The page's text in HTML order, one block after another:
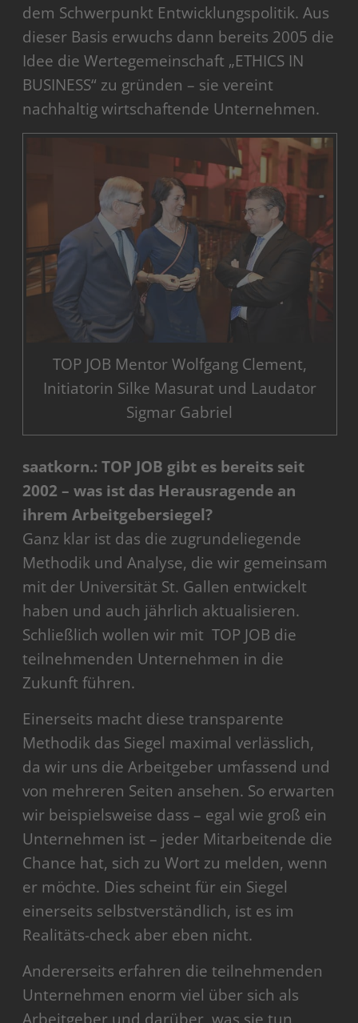
dem Schwerpunkt Entwicklungspolitik. Aus
dieser Basis erwuchs dann bereits 2005 die
Idee die Wertegemeinschaft „ETHICS IN
BUSINESS“ zu gründen – sie vereint
nachhaltig wirtschaftende Unternehmen.
TOP JOB Mentor Wolfgang Clement,
Initiatorin Silke Masurat und Laudator
Sigmar Gabriel
saatkorn.: TOP JOB gibt es bereits seit
2002 – was ist das Herausragende an
ihrem Arbeitgebersiegel?
Ganz klar ist das die zugrundeliegende
Methodik und Analyse, die wir gemeinsam
mit der Universität St. Gallen entwickelt
haben und auch jährlich aktualisieren.
Schließlich wollen wir mit TOP JOB die
teilnehmenden Unternehmen in die
Zukunft führen.
Einerseits macht diese transparente
Methodik das Siegel maximal verlässlich,
da wir uns die Arbeitgeber umfassend und
von mehreren Seiten ansehen. So erwarten
wir beispielsweise dass – egal wie groß ein
Unternehmen ist – jeder Mitarbeitende die
Chance hat, sich zu Wort zu melden, wenn
er möchte. Dies scheint für ein Siegel
einerseits selbstverständlich, ist es im
Realitäts-check aber eben nicht.
Andererseits erfahren die teilnehmenden
Unternehmen enorm viel über sich als